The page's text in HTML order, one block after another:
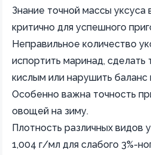
Знание точной массы уксуса
критично для успешного
Неправильное количество
испортить маринад,
кислым или нарушить баланс
Особенно важна точность
овощей на зиму.
Плотность различных видов
1,004 г/мл для слабого 3%-